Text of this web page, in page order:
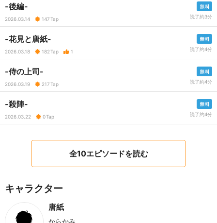
-後編-
2026.03.14 147Tap 読了約3分
-花見と唐紙-
2026.03.18 182Tap 1 読了約4分
-侍の上司-
2026.03.19 217Tap 読了約4分
-殺陣-
2026.03.22 0Tap 読了約4分
全10エピソードを読む
キャラクター
唐紙